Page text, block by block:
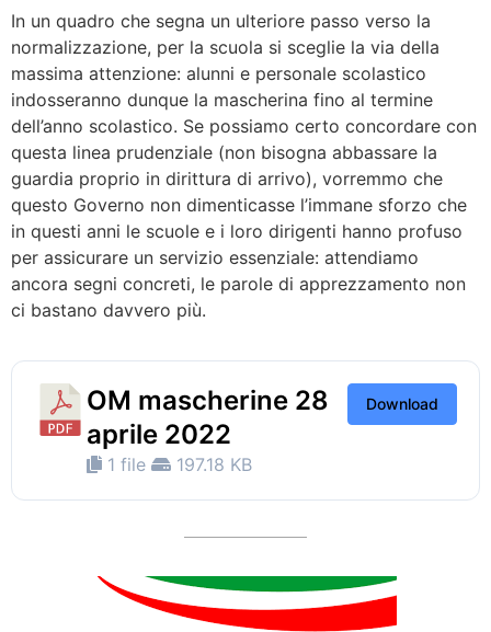
In un quadro che segna un ulteriore passo verso la
normalizzazione, per la scuola si sceglie la via della
massima attenzione: alunni e personale scolastico
indosseranno dunque la mascherina fino al termine
dell’anno scolastico. Se possiamo certo concordare con
questa linea prudenziale (non bisogna abbassare la
guardia proprio in dirittura di arrivo), vorremmo che
questo Governo non dimenticasse l’immane sforzo che
in questi anni le scuole e i loro dirigenti hanno profuso
per assicurare un servizio essenziale: attendiamo
ancora segni concreti, le parole di apprezzamento non
ci bastano davvero più.
OM mascherine 28
aprile 2022
1 file 197.18 KB
Download